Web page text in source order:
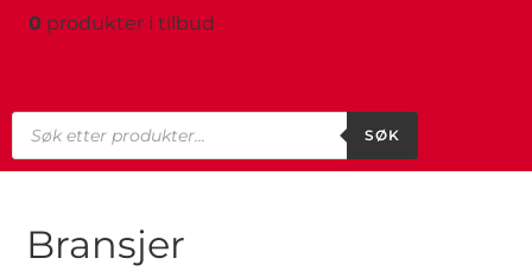
0 produkter i tilbud
SØK
Bransjer